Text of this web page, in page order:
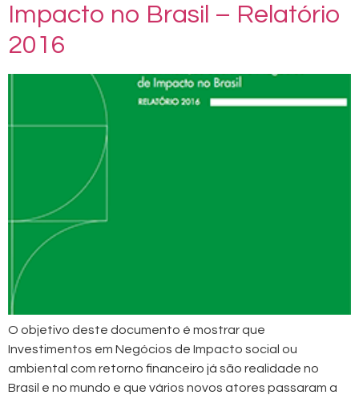
Impacto no Brasil – Relatório
2016
O objetivo deste documento é mostrar que
Investimentos em Negócios de Impacto social ou
ambiental com retorno financeiro já são realidade no
Brasil e no mundo e que vários novos atores passaram a